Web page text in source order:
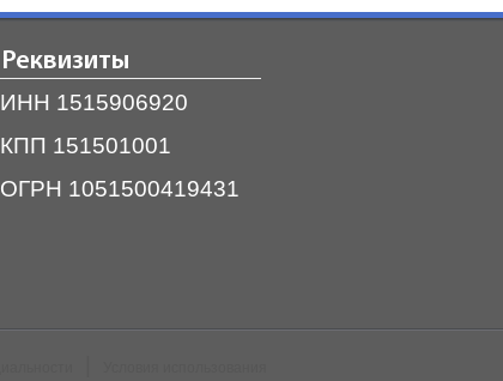
Реквизиты
ИНН 1515906920
КПП 151501001
ОГРН 1051500419431